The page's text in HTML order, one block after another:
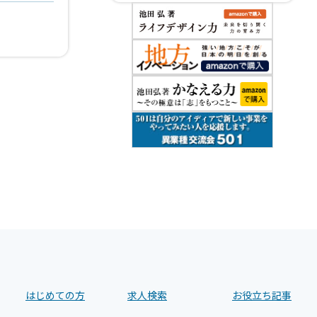
はじめての方 求人検索 お役立ち記事